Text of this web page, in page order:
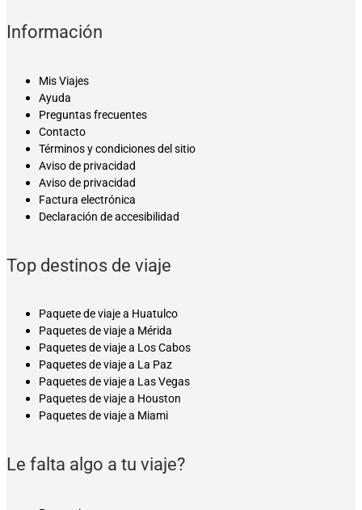
Información
Mis Viajes
Ayuda
Preguntas frecuentes
Contacto
Términos y condiciones del sitio
Aviso de privacidad
Aviso de privacidad
Factura electrónica
Declaración de accesibilidad
Top destinos de viaje
Paquete de viaje a Huatulco
Paquetes de viaje a Mérida
Paquetes de viaje a Los Cabos
Paquetes de viaje a La Paz
Paquetes de viaje a Las Vegas
Paquetes de viaje a Houston
Paquetes de viaje a Miami
Le falta algo a tu viaje?